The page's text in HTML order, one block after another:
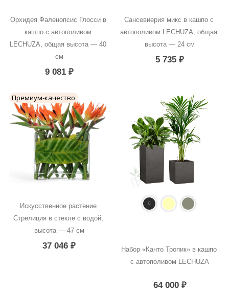
Орхидея Фаленопсис Глосси в
кашпо с автополивом
LECHUZA, общая высота — 40
см
9 081 ₽
Сансевиерия микс в кашпо с
автополивом LECHUZA, общая
высота — 24 см
5 735₽
Премиум-качество
Искусственное растение
Стрелиция в стекле с водой,
высота — 47 см
37 046₽
Набор «Канто Тропик» в кашпо
с автополивом LECHUZA
64 000 ₽